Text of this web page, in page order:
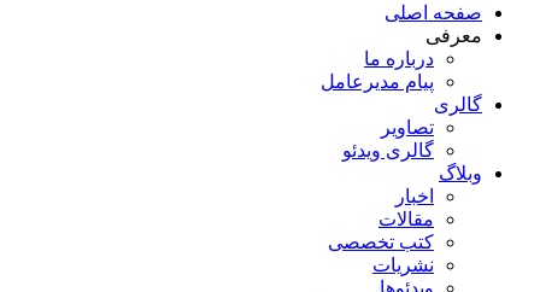
صفحه اصلی
معرفی
درباره ما
پیام مدیرعامل
گالری
تصاویر
گالری ویدئو
وبلاگ
اخبار
مقالات
کتب تخصصی
نشریات
ویدئوها